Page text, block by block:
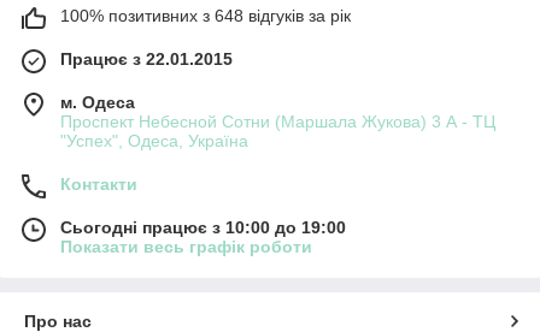
100% позитивних з 648 відгуків за рік
Працює з 22.01.2015
м. Одеса
Проспект Небесной Сотни (Маршала Жукова) 3 А - ТЦ
"Успех", Одеса, Україна
Контакти
Сьогодні працює з 10:00 до 19:00
Показати весь графік роботи
Про нас